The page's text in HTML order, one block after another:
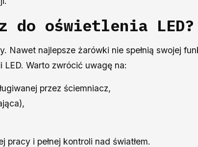
do oświetlenia LED?
Nawet najlepsze żarówki nie spełnią swojej
Warto zwrócić uwagę na:
przez ściemniacz,
i pełnej kontroli nad światłem.